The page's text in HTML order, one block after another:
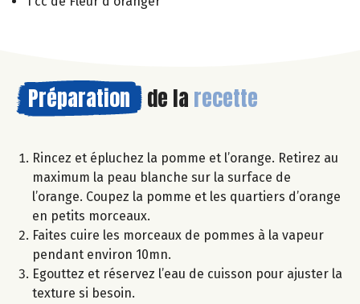
Préparation de la recette
Rincez et épluchez la pomme et l’orange. Retirez au
maximum la peau blanche sur la surface de
l’orange. Coupez la pomme et les quartiers d’orange
en petits morceaux.
Faites cuire les morceaux de pommes à la vapeur
pendant environ 10mn.
Egouttez et réservez l’eau de cuisson pour ajuster la
texture si besoin.